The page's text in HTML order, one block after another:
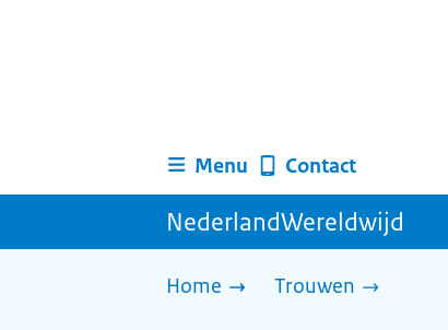
Menu Contact
NederlandWereldwijd
Home Trouwen